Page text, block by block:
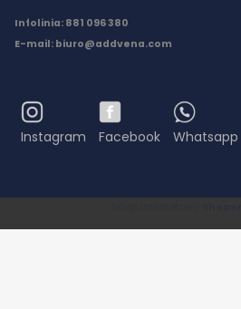
Infolinia: 881 096 380
E-mail: biuro@addvena.com
Instagram Facebook Whatsapp